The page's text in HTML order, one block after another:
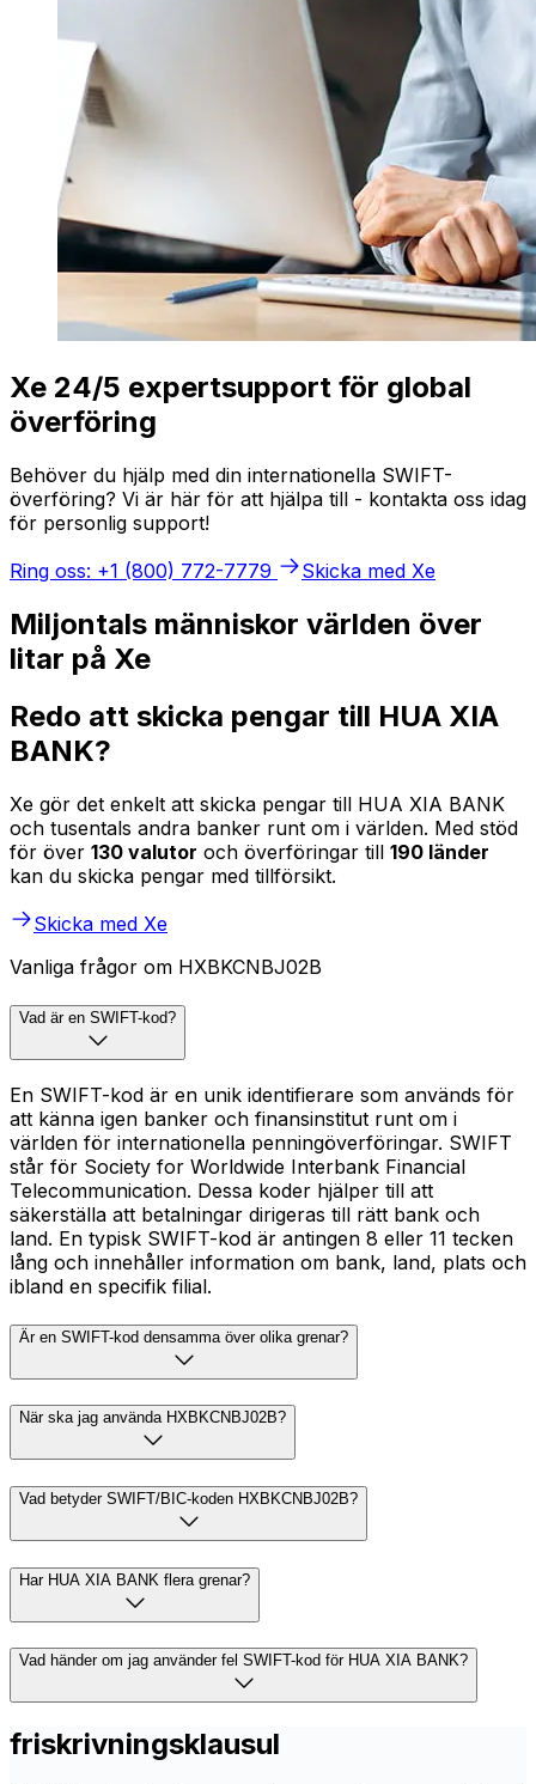
Xe 24/5 expertsupport för global
överföring
Behöver du hjälp med din internationella SWIFT-
överföring? Vi är här för att hjälpa till - kontakta oss idag
för personlig support!
Ring oss: +1 (800) 772-7779
Skicka med Xe
Miljontals människor världen över
litar på Xe
Redo att skicka pengar till HUA XIA
BANK?
Xe gör det enkelt att skicka pengar till HUA XIA BANK
och tusentals andra banker runt om i världen. Med stöd
för över 130 valutor och överföringar till 190 länder
kan du skicka pengar med tillförsikt.
Skicka med Xe
Vanliga frågor om HXBKCNBJ02B
Vad är en SWIFT-kod?
En SWIFT-kod är en unik identifierare som används för
att känna igen banker och finansinstitut runt om i
världen för internationella penningöverföringar. SWIFT
står för Society for Worldwide Interbank Financial
Telecommunication. Dessa koder hjälper till att
säkerställa att betalningar dirigeras till rätt bank och
land. En typisk SWIFT-kod är antingen 8 eller 11 tecken
lång och innehåller information om bank, land, plats och
ibland en specifik filial.
Är en SWIFT-kod densamma över olika grenar?
När ska jag använda HXBKCNBJ02B?
Vad betyder SWIFT/BIC-koden HXBKCNBJ02B?
Har HUA XIA BANK flera grenar?
Vad händer om jag använder fel SWIFT-kod för HUA XIA BANK?
friskrivningsklausul